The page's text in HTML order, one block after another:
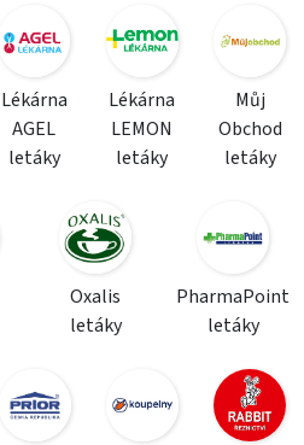
Lékárna
AGEL
letáky
Lékárna
LEMON
letáky
Můj
Obchod
letáky
Oxalis
letáky
PharmaPoint
letáky